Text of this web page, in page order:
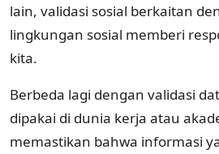
lain, validasi sosial berkaitan
lingkungan sosial memberi
kita.
Berbeda lagi dengan validasi
dipakai di dunia kerja atau
memastikan bahwa informasi